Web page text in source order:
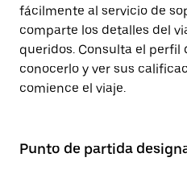
fácilmente al servicio de
comparte los detalles del
queridos. Consulta el perfil
conocerlo y ver sus
comience el viaje.
Punto de partida